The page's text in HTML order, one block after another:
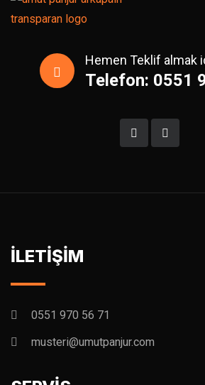
Hemen Teklif almak
Telefon: 0551
İLETİŞİM
0551 970 56 71
musteri@umutpanjur.com